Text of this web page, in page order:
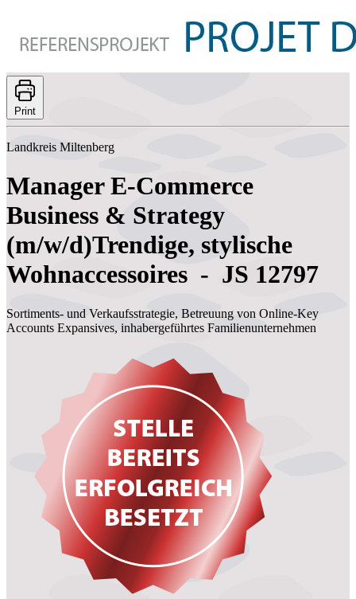
Print
Landkreis Miltenberg
Manager E-Commerce
Business & Strategy
(m/w/d)Trendige, stylische
Wohnaccessoires - JS 12797
Sortiments- und Verkaufsstrategie, Betreuung von Online-Key
Accounts Expansives, inhabergeführtes Familienunternehmen